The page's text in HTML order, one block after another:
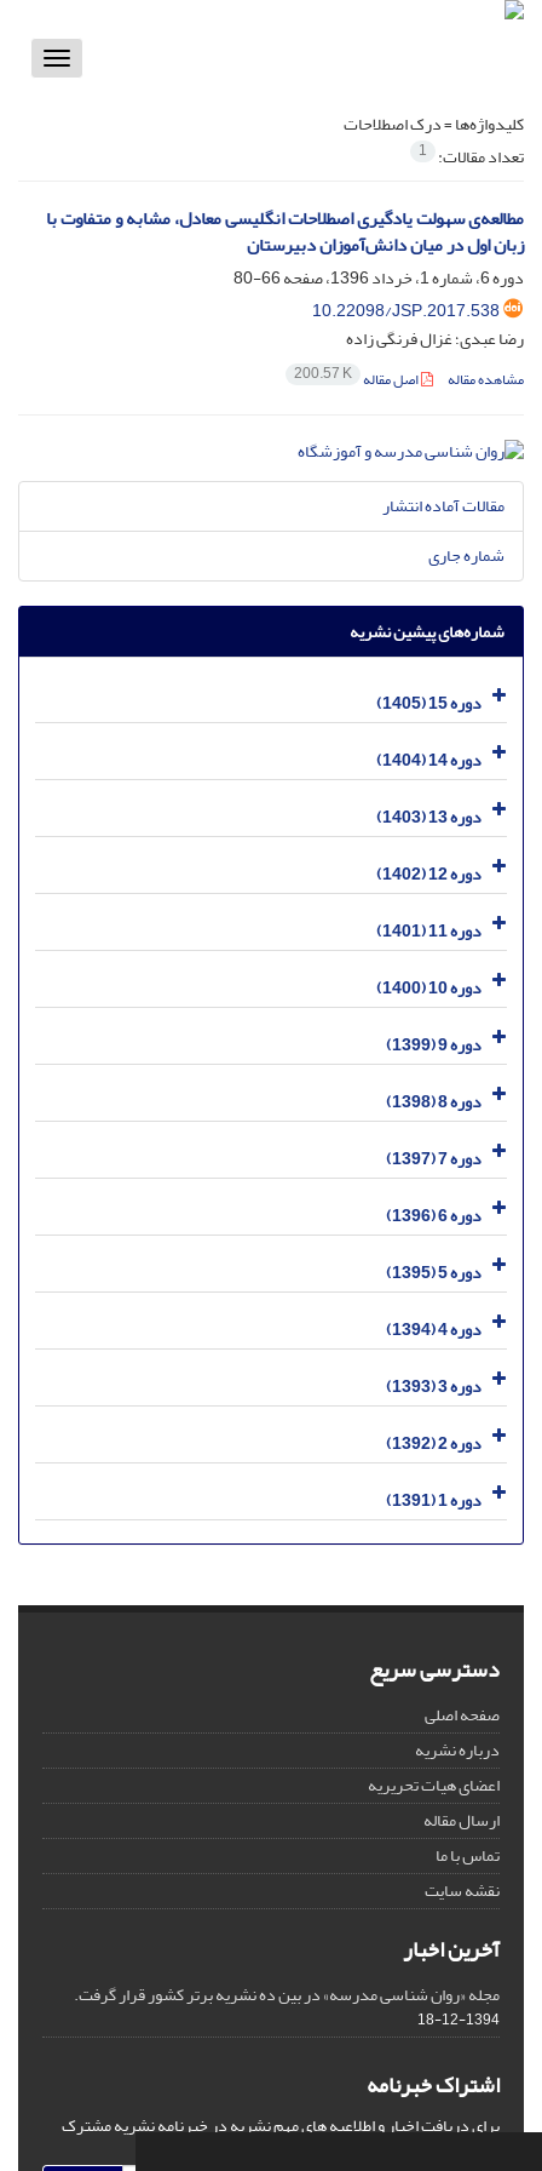
Toggle
کلیدواژه‌ها =درک اصطلاحات
تعداد مقالات: 1
مطالعه‌ی سهولت یادگیری اصطلاحات انگلیسی معادل، مشابه و متفاوت با
زبان اول در میان دانش‌آموزان دبیرستان
دوره 6، شماره 1، خرداد 1396، صفحه
66-80
10.22098/JSP.2017.538
رضا عبدی؛ غزال فرنگی زاده
مشاهده مقاله اصل مقاله 200.57 K
مقالات آماده انتشار
شماره جاری
شماره‌های پیشین نشریه
دوره 15 (1405)
دوره 14 (1404)
دوره 13 (1403)
دوره 12 (1402)
دوره 11 (1401)
دوره 10 (1400)
دوره 9 (1399)
دوره 8 (1398)
دوره 7 (1397)
دوره 6 (1396)
دوره 5 (1395)
دوره 4 (1394)
دوره 3 (1393)
دوره 2 (1392)
دوره 1 (1391)
دسترسی سریع
صفحه اصلی
درباره نشریه
اعضای هیات تحریریه
ارسال مقاله
تماس با ما
نقشه سایت
آخرین اخبار
مجله «روان شناسی مدرسه» در بین ده نشریه برتر کشور قرار گرفت.
1394-12-18
اشتراک خبرنامه
برای دریافت اخبار و اطلاعیه های مهم نشریه در خبرنامه نشریه مشترک